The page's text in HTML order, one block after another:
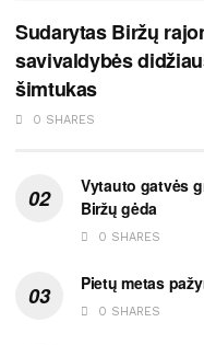
Sudarytas Biržų
savivaldybės
šimtukas
0 SHARES
Vytauto gatvės
Biržų gėda
0 SHARES
Pietų metas
0 SHARES